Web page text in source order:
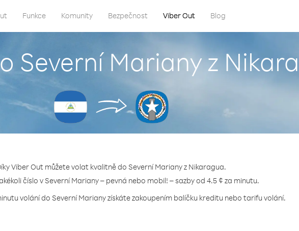
Funkce Komunity Bezpečnost Viber Out Blog
Severní Mariany z
Viber Out můžete volat kvalitně do Severní Mariany z Nikaragua.
číslo v Severní Mariany – pevná nebo mobil! – sazby od 4.5 ¢ za minutu.
volání do Severní Mariany získáte zakoupením balíčku kreditu nebo tarifu volání.